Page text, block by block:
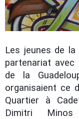
Les jeunes de
partenariat avec
de la
organisaient ce
Quartier à
Dimitri